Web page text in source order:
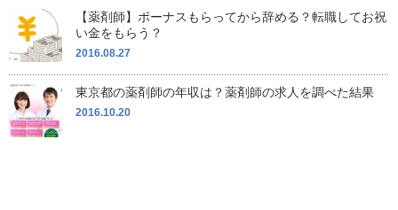
【薬剤師】ボーナスもらってから辞める？転職してお祝
い金をもらう？
2016.08.27
東京都の薬剤師の年収は？薬剤師の求人を調べた結果
2016.10.20